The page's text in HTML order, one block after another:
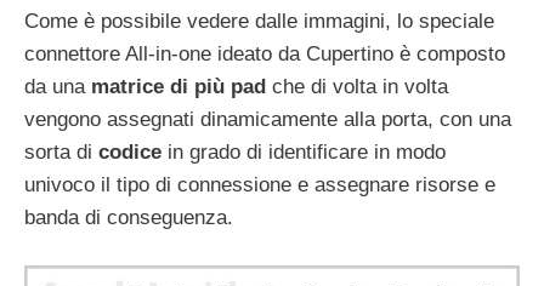
Come è possibile vedere dalle immagini, lo speciale
connettore All-in-one ideato da Cupertino è composto
da una matrice di più pad che di volta in volta
vengono assegnati dinamicamente alla porta, con una
sorta di codice in grado di identificare in modo
univoco il tipo di connessione e assegnare risorse e
banda di conseguenza.